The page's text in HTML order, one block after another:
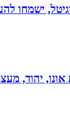
ישמחו
אונו, יהוד,